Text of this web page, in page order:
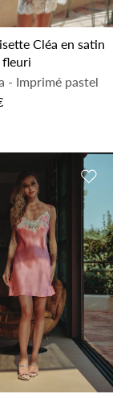
Cléa en satin
- Imprimé pastel
de souhaitsAjouter